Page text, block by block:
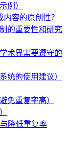
例）
容的原创性？
的重要性和研究
术界需要遵守的
统的使用建议）
免重复率高）
降低重复率